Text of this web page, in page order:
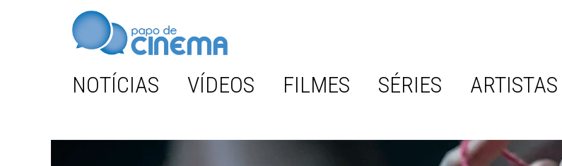
NOTÍCIAS VÍDEOS FILMES SÉRIES ARTISTAS